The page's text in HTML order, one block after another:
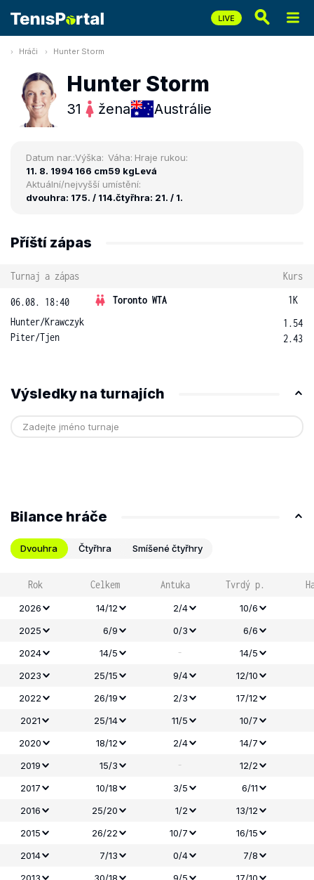
Hráči Hunter Storm
Hunter Storm
31 žena Austrálie
Datum nar.:
11. 8. 1994
Výška:
166 cm
Váha:
59 kg
Hraje rukou:
Levá
Aktuální/nejvyšší umístění:
dvouhra: 175. / 114.čtyřhra: 21. / 1.
Příští zápas
Turnaj a zápas Kurs
06.08. 18:40 Toronto WTA
1K
Hunter/Krawczyk
Piter/Tjen
1.54
2.43
Výsledky na turnajích
Bilance hráče
Dvouhra Čtyřhra Smíšené čtyřhry
Rok Celkem Antuka Tvrdý p.
2026 14/12 2/4
10/6
2025
6/9 0/3
6/6
2024
14/5 -
14/5
2023
25/15 9/4
12/10
2022
26/19 2/3
17/12
2021
25/14 11/5
10/7
2020
18/12 2/4
14/7
2019
15/3 -
12/2
2017
10/18 3/5
6/11
2016
25/20 1/2
13/12
2015
26/22 10/7
16/15
2014
7/13 0/4
7/8
2013
30/18 9/5
17/10